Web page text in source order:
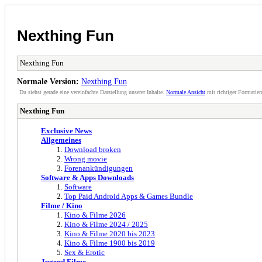
Nexthing Fun
Nexthing Fun
Normale Version: Nexthing Fun
Du siehst gerade eine vereinfachte Darstellung unserer Inhalte. Normale Ansicht mit richtiger
Nexthing Fun
Exclusive News
Allgemeines
Download broken
Wrong movie
Forenankündigungen
Software & Apps Downloads
Software
Top Paid Android Apps & Games Bundle
Filme / Kino
Kino & Filme 2026
Kino & Filme 2024 / 2025
Kino & Filme 2020 bis 2023
Kino & Filme 1900 bis 2019
Sex & Erotic